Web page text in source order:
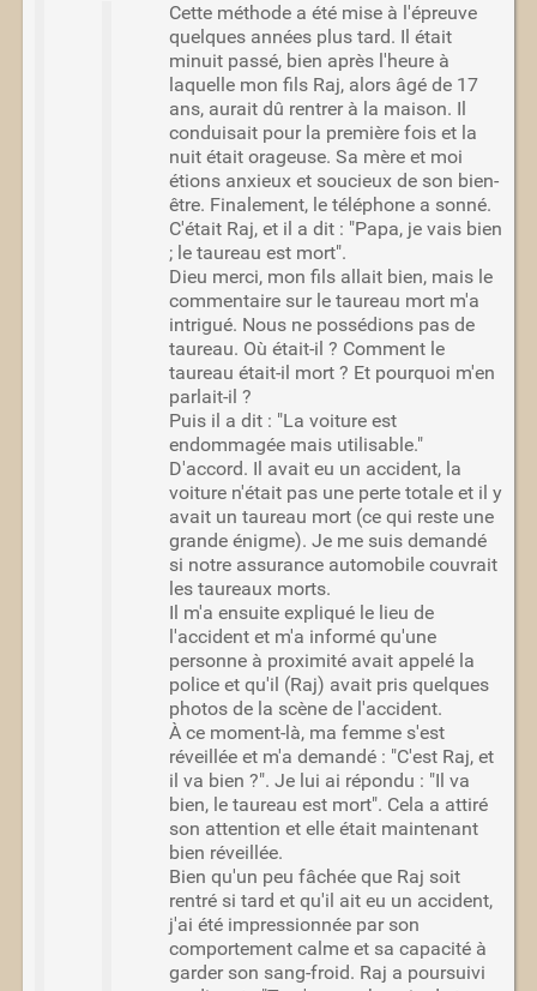
Cette méthode a été mise à l'épreuve
quelques années plus tard. Il était
minuit passé, bien après l'heure à
laquelle mon fils Raj, alors âgé de 17
ans, aurait dû rentrer à la maison. Il
conduisait pour la première fois et la
nuit était orageuse. Sa mère et moi
étions anxieux et soucieux de son bien-
être. Finalement, le téléphone a sonné.
C'était Raj, et il a dit : "Papa, je vais bien
; le taureau est mort".
Dieu merci, mon fils allait bien, mais le
commentaire sur le taureau mort m'a
intrigué. Nous ne possédions pas de
taureau. Où était-il ? Comment le
taureau était-il mort ? Et pourquoi m'en
parlait-il ?
Puis il a dit : "La voiture est
endommagée mais utilisable."
D'accord. Il avait eu un accident, la
voiture n'était pas une perte totale et il y
avait un taureau mort (ce qui reste une
grande énigme). Je me suis demandé
si notre assurance automobile couvrait
les taureaux morts.
Il m'a ensuite expliqué le lieu de
l'accident et m'a informé qu'une
personne à proximité avait appelé la
police et qu'il (Raj) avait pris quelques
photos de la scène de l'accident.
À ce moment-là, ma femme s'est
réveillée et m'a demandé : "C'est Raj, et
il va bien ?". Je lui ai répondu : "Il va
bien, le taureau est mort". Cela a attiré
son attention et elle était maintenant
bien réveillée.
Bien qu'un peu fâchée que Raj soit
rentré si tard et qu'il ait eu un accident,
j'ai été impressionnée par son
comportement calme et sa capacité à
garder son sang-froid. Raj a poursuivi